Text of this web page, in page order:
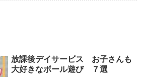
放課後デイサービス お子さんも
大好きなボール遊び ７選